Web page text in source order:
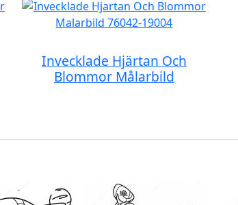
Invecklade Hjärtan Och
Blommor Målarbild